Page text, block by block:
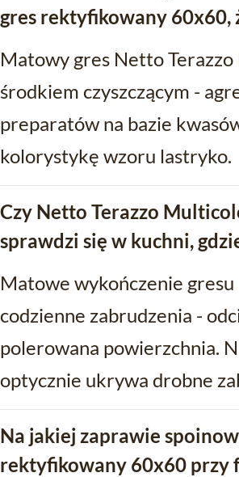
gres rektyfikowany 60x60,
Matowy gres Netto
środkiem czyszczącym -
preparatów na bazie
kolorystykę wzoru lastryko.
Czy Netto Terazzo
sprawdzi się w kuchni,
Matowe wykończenie
codzienne zabrudzenia -
polerowana powierzchnia.
optycznie ukrywa drobne
Na jakiej zaprawie
rektyfikowany 60x60 przy